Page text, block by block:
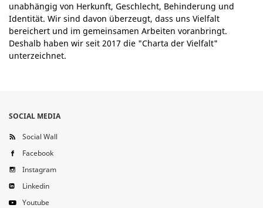
unabhängig von Herkunft, Geschlecht, Behinderung und
Identität. Wir sind davon überzeugt, dass uns Vielfalt
bereichert und im gemeinsamen Arbeiten voranbringt.
Deshalb haben wir seit 2017 die "Charta der Vielfalt"
unterzeichnet.
SOCIAL MEDIA
Social Wall
Facebook
Instagram
Linkedin
Youtube